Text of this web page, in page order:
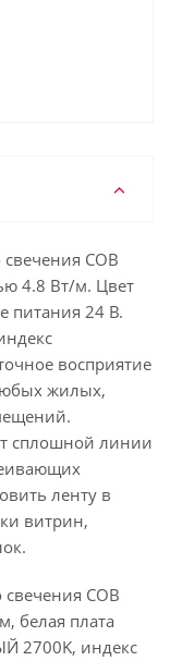
COB
4.8 Вт/м. Цвет
питания 24 В.
восприятие
жилых,
сплошной линии
ленту в
витрин,
COB
белая плата
2700K, индекс